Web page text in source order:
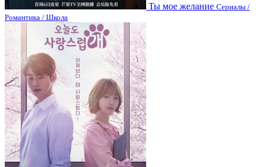
Ты мое желание Сериалы /
Романтика / Школа